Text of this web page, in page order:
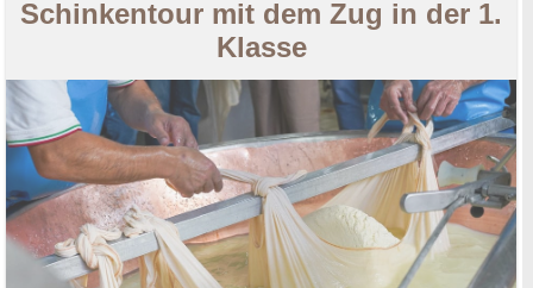
Schinkentour mit dem Zug in der 1.
Klasse